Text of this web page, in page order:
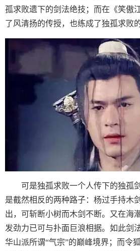
孤求败遗下的剑法绝技；而在《笑傲
了风清扬的传授，也练成了独孤求败
可是独孤求败一个人传下的独孤
是截然相反的两种路子：杨过手持木
出，可斩断小树而木剑不断。又在海
发劲力已可与扑面巨浪相据。如此剑
华山派所谓“气宗”的巅峰境界；而令